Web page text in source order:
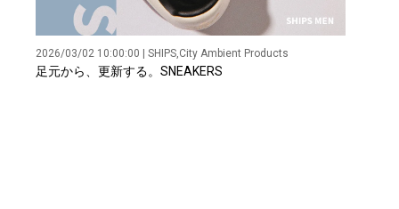
2026/03/02 10:00:00 | SHIPS,City Ambient Products
足元から、更新する。SNEAKERS